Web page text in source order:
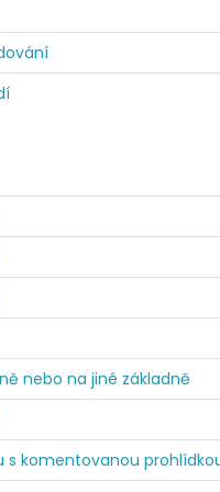
nebo na jiné základně
s komentovanou